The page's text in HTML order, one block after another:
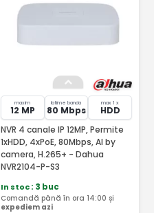
maxim
12 MP
latime banda
80 Mbps
max 1 x
HDD
NVR 4 canale IP 12MP, Permite
1xHDD, 4xPoE, 80Mbps, AI by
camera, H.265+ - Dahua
NVR2104-P-S3
In stoc: 3 buc
Comandă până în ora 14:00 și
expediem azi